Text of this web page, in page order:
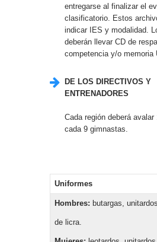
entregarse al finalizar el
clasificatorio. Estos
indicar IES y modalidad.
deberán llevar CD de
competencia y/o memoria
DE LOS DIRECTIVOS Y
ENTRENADORES
Cada región deberá avalar
cada 9 gimnastas.
Uniformes
Hombres: butargas,
de licra.